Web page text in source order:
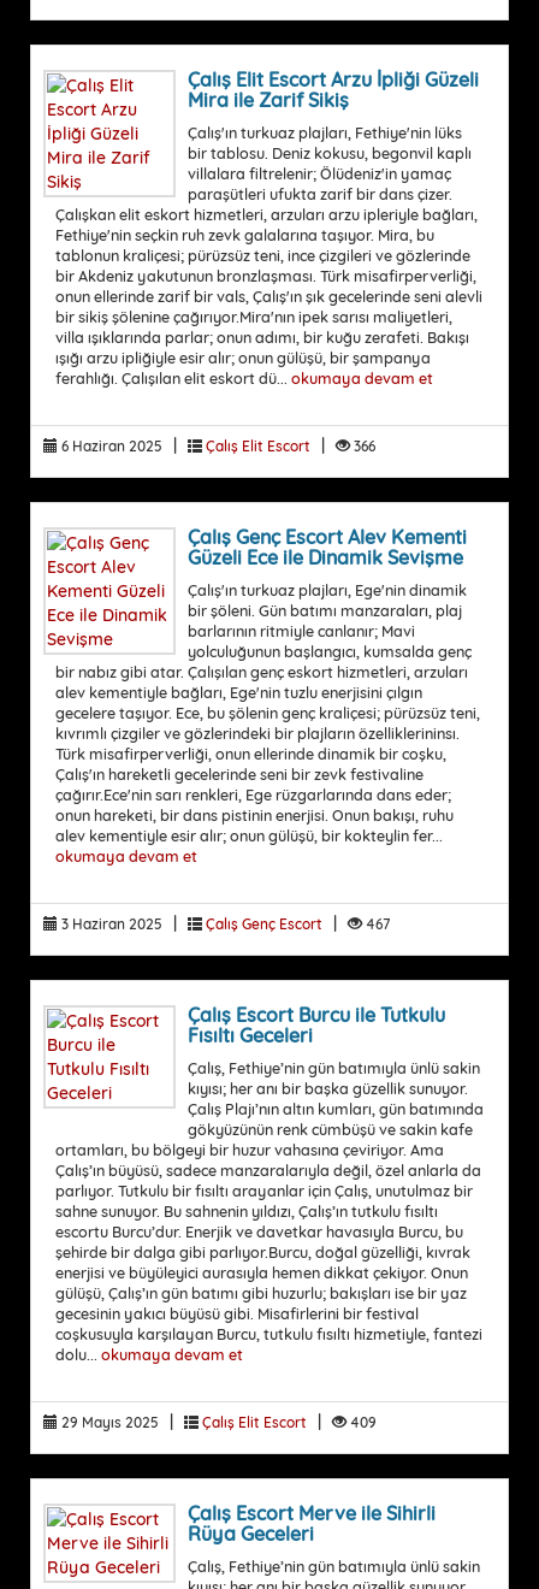
Çalış Elit Escort Arzu İpliği Güzeli
Mira ile Zarif Sikiş
Çalış'ın turkuaz plajları, Fethiye'nin lüks
bir tablosu. Deniz kokusu, begonvil kaplı
villalara filtrelenir; Ölüdeniz'in yamaç
paraşütleri ufukta zarif bir dans çizer.
Çalışkan elit eskort hizmetleri, arzuları arzu ipleriyle bağları,
Fethiye'nin seçkin ruh zevk galalarına taşıyor. Mira, bu
tablonun kraliçesi; pürüzsüz teni, ince çizgileri ve gözlerinde
bir Akdeniz yakutunun bronzlaşması. Türk misafirperverliği,
onun ellerinde zarif bir vals, Çalış'ın şık gecelerinde seni alevli
bir sikiş şölenine çağırıyor.Mira'nın ipek sarısı maliyetleri,
villa ışıklarında parlar; onun adımı, bir kuğu zerafeti. Bakışı
ışığı arzu ipliğiyle esir alır; onun gülüşü, bir şampanya
ferahlığı. Çalışılan elit eskort dü... okumaya devam et
6 Haziran 2025 | Çalış Elit Escort | 366
Çalış Genç Escort Alev Kementi
Güzeli Ece ile Dinamik Sevişme
Çalış'ın turkuaz plajları, Ege'nin dinamik
bir şöleni. Gün batımı manzaraları, plaj
barlarının ritmiyle canlanır; Mavi
yolculuğunun başlangıcı, kumsalda genç
bir nabız gibi atar. Çalışılan genç eskort hizmetleri, arzuları
alev kementiyle bağları, Ege'nin tuzlu enerjisini çılgın
gecelere taşıyor. Ece, bu şölenin genç kraliçesi; pürüzsüz teni,
kıvrımlı çizgiler ve gözlerindeki bir plajların özelliklerininsı.
Türk misafirperverliği, onun ellerinde dinamik bir coşku,
Çalış'ın hareketli gecelerinde seni bir zevk festivaline
çağırır.Ece'nin sarı renkleri, Ege rüzgarlarında dans eder;
onun hareketi, bir dans pistinin enerjisi. Onun bakışı, ruhu
alev kementiyle esir alır; onun gülüşü, bir kokteylin fer...
okumaya devam et
3 Haziran 2025 | Çalış Genç Escort | 467
Çalış Escort Burcu ile Tutkulu
Fısıltı Geceleri
Çalış, Fethiye’nin gün batımıyla ünlü sakin
kıyısı; her anı bir başka güzellik sunuyor.
Çalış Plajı’nın altın kumları, gün batımında
gökyüzünün renk cümbüşü ve sakin kafe
ortamları, bu bölgeyi bir huzur vahasına çeviriyor. Ama
Çalış’ın büyüsü, sadece manzaralarıyla değil, özel anlarla da
parlıyor. Tutkulu bir fısıltı arayanlar için Çalış, unutulmaz bir
sahne sunuyor. Bu sahnenin yıldızı, Çalış’ın tutkulu fısıltı
escortu Burcu’dur. Enerjik ve davetkar havasıyla Burcu, bu
şehirde bir dalga gibi parlıyor.Burcu, doğal güzelliği, kıvrak
enerjisi ve büyüleyici aurasıyla hemen dikkat çekiyor. Onun
gülüşü, Çalış’ın gün batımı gibi huzurlu; bakışları ise bir yaz
gecesinin yakıcı büyüsü gibi. Misafirlerini bir festival
coşkusuyla karşılayan Burcu, tutkulu fısıltı hizmetiyle, fantezi
dolu... okumaya devam et
29 Mayıs 2025 | Çalış Elit Escort | 409
Çalış Escort Merve ile Sihirli
Rüya Geceleri
Çalış, Fethiye’nin gün batımıyla ünlü sakin